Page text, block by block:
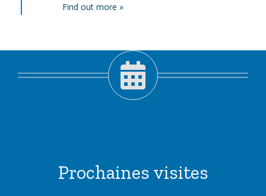
Find out more »
Prochaines visites